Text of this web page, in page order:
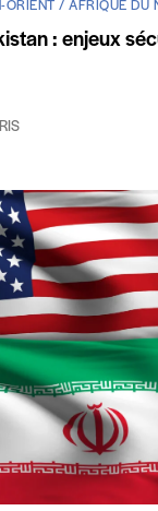
ORIENT / AFRIQUE DU
: enjeux